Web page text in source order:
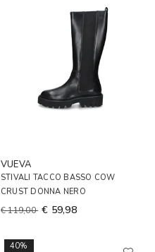
VUEVA
STIVALI TACCO BASSO COW
CRUST DONNA NERO
€ 119,00 € 59,98
40%